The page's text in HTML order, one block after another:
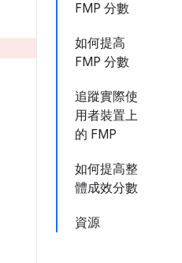
FMP 分數
如何提高
FMP 分數
追蹤實際使
用者裝置上
的 FMP
如何提高整
體成效分數
資源